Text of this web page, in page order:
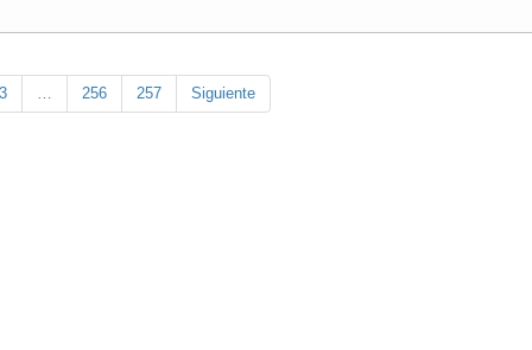
3 … 256 257 Siguiente